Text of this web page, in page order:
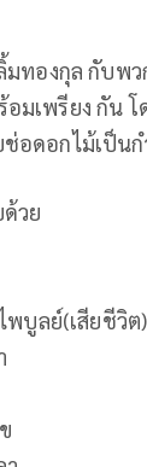
ทองกุล กับพว
มเพรียง กัน
ดอกไม้เป็นก
วย
พบูลย์(เสียชีวิต)